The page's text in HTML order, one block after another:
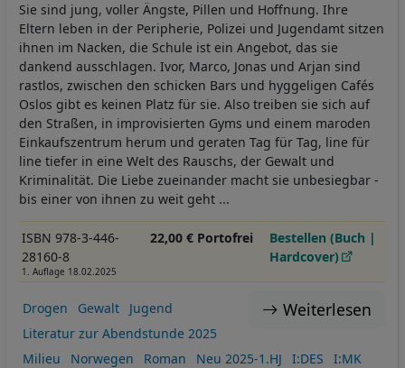
Sie sind jung, voller Ängste, Pillen und Hoffnung. Ihre
Eltern leben in der Peripherie, Polizei und Jugendamt sitzen
ihnen im Nacken, die Schule ist ein Angebot, das sie
dankend ausschlagen. Ivor, Marco, Jonas und Arjan sind
rastlos, zwischen den schicken Bars und hyggeligen Cafés
Oslos gibt es keinen Platz für sie. Also treiben sie sich auf
den Straßen, in improvisierten Gyms und einem maroden
Einkaufszentrum herum und geraten Tag für Tag, line für
line tiefer in eine Welt des Rauschs, der Gewalt und
Kriminalität. Die Liebe zueinander macht sie unbesiegbar -
bis einer von ihnen zu weit geht ...
ISBN 978-3-446-
28160-8
1. Auflage 18.02.2025
22,00 € Portofrei
Bestellen (Buch |
Hardcover)
Weiterlesen
Drogen Gewalt
Jugend
Literatur zur Abendstunde 2025
Milieu
Norwegen Roman Neu 2025-1.HJ I:DES I:MK